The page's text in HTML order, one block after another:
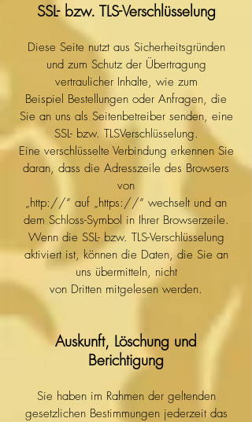
SSL- bzw. TLS-Verschlüsselung
Diese Seite nutzt aus Sicherheitsgründen
und zum Schutz der Übertragung
vertraulicher Inhalte, wie zum
Beispiel Bestellungen oder Anfragen, die
Sie an uns als Seitenbetreiber senden, eine
SSL- bzw. TLSVerschlüsselung.
Eine verschlüsselte Verbindung erkennen Sie
daran, dass die Adresszeile des Browsers
von
„http://“ auf „https://“ wechselt und an
dem Schloss-Symbol in Ihrer Browserzeile.
Wenn die SSL- bzw. TLS-Verschlüsselung
aktiviert ist, können die Daten, die Sie an
uns übermitteln, nicht
von Dritten mitgelesen werden.
Auskunft, Löschung und
Berichtigung
Sie haben im Rahmen der geltenden
gesetzlichen Bestimmungen jederzeit das